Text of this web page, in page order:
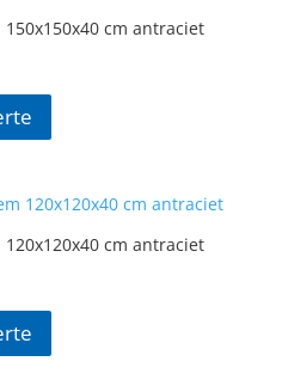
cm antraciet
cm antraciet